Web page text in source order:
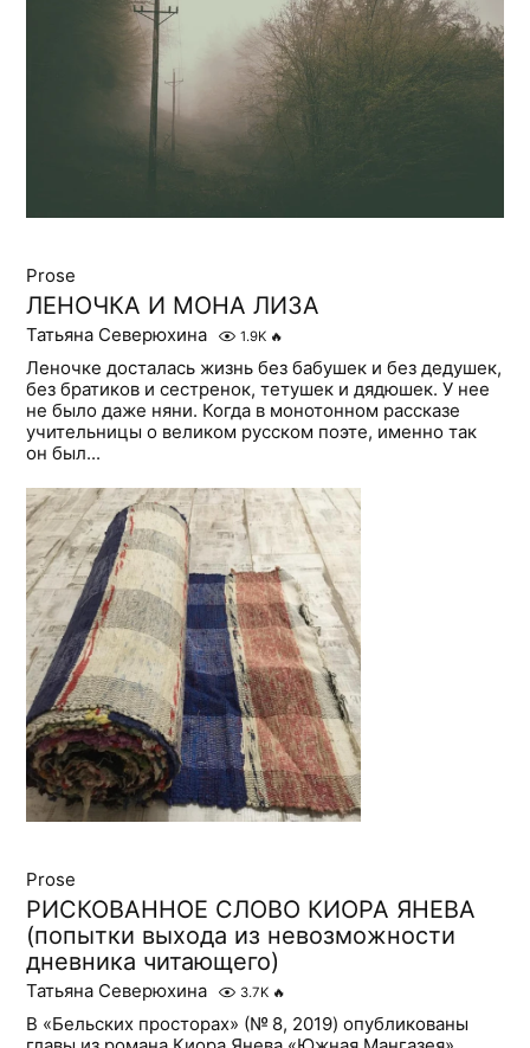
Prose
ЛЕНОЧКА И МОНА ЛИЗА
Татьяна Северюхина 1.9K 🔥
Леночке досталась жизнь без бабушек и без дедушек,
без братиков и сестренок, тетушек и дядюшек. У нее
не было даже няни. Когда в монотонном рассказе
учительницы о великом русском поэте, именно так
он был...
Prose
РИСКОВАННОЕ СЛОВО КИОРА ЯНЕВА
(попытки выхода из невозможности
дневника читающего)
Татьяна Северюхина 3.7K 🔥
В «Бельских просторах» (№ 8, 2019) опубликованы